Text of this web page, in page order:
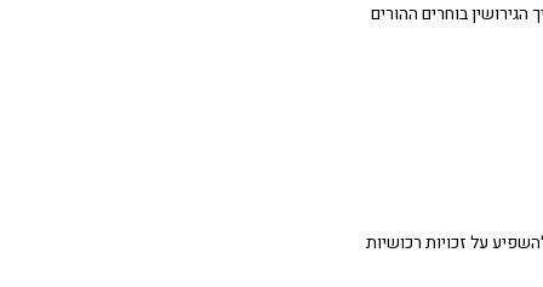
בוחרים ההורים
על זכויות רכושיות